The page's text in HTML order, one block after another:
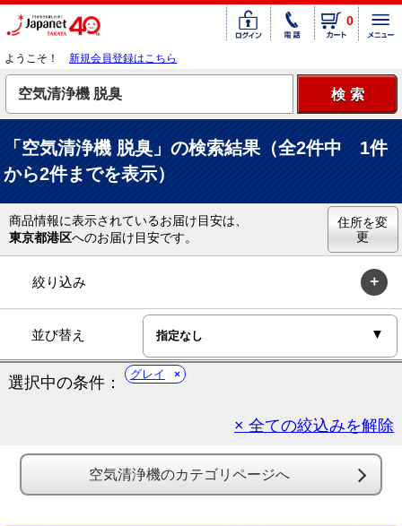
0
ようこそ！ 新規会員登録はこちら
「空気清浄機 脱臭」の検索結果（全2件中 1件
から2件までを表示）
商品情報に表示されているお届け目安は、
東京都港区へのお届け目安です。
住所を変
更
絞り込み
並び替え
選択中の条件： グレイ
× 全ての絞込みを解除
空気清浄機のカテゴリページへ